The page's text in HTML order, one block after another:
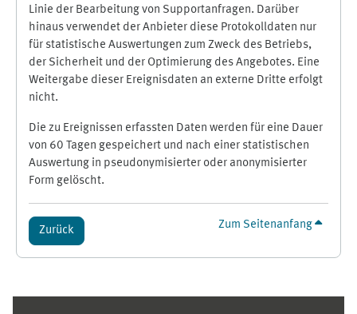
Linie der Bearbeitung von Supportanfragen. Darüber
hinaus verwendet der Anbieter diese Protokolldaten nur
für statistische Auswertungen zum Zweck des Betriebs,
der Sicherheit und der Optimierung des Angebotes. Eine
Weitergabe dieser Ereignisdaten an externe Dritte erfolgt
nicht.
Die zu Ereignissen erfassten Daten werden für eine Dauer
von 60 Tagen gespeichert und nach einer statistischen
Auswertung in pseudonymisierter oder anonymisierter
Form gelöscht.
Zurück Zum Seitenanfang